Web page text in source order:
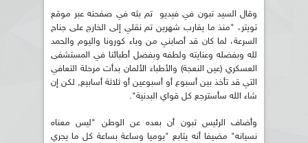
وقال السيد تبون في فيديو تم بثه في صفحته عبر موقع
تويتر، "منذ ما يقارب شهرين تم نقلي إلى الخارج على جناح
السرعة، لما كان قد أصابني من وباء كورونا واليوم والحمد
لله وبفضله وعنايته ولطفه وبفضل أطبائنا في المستشفى
العسكري (عين النعجة) والأطباء الألمان بدأت مرحلة التعافي
التي قد تأخذ بين أسبوع أو أسبوعين أو ثلاثة أسابيع, لكن إن
شاء الله سأسترجع كل قواي البدنية".
وأضاف الرئيس تبون أن بعده عن الوطن "ليس معناه
نسيانه" مضيفا أنه يتابع "يوميا وساعة بساعة كل ما يجري